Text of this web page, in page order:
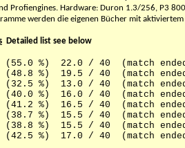
Profiengines. Hardware: Duron 1.3/256, P3
werden die eigenen Bücher mit
Detailed list see below
%) 22.0 / 40 (match
%) 19.5 / 40 (match
%) 13.0 / 40 (match
%) 16.0 / 40 (match
%) 16.5 / 40 (match
%) 15.5 / 40 (match
%) 15.5 / 40 (match
%) 17.0 / 40 (match